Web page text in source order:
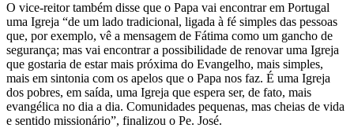
O vice-reitor também disse que o Papa vai encontrar em Portugal
uma Igreja “de um lado tradicional, ligada à fé simples das pessoas
que, por exemplo, vê a mensagem de Fátima como um gancho de
segurança; mas vai encontrar a possibilidade de renovar uma Igreja
que gostaria de estar mais próxima do Evangelho, mais simples,
mais em sintonia com os apelos que o Papa nos faz. É uma Igreja
dos pobres, em saída, uma Igreja que espera ser, de fato, mais
evangélica no dia a dia. Comunidades pequenas, mas cheias de vida
e sentido missionário”, finalizou o Pe. José.